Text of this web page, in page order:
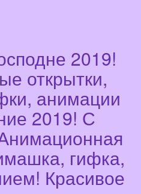
2019!
открытки,
анимации
2019! С
гифка,
Красивое